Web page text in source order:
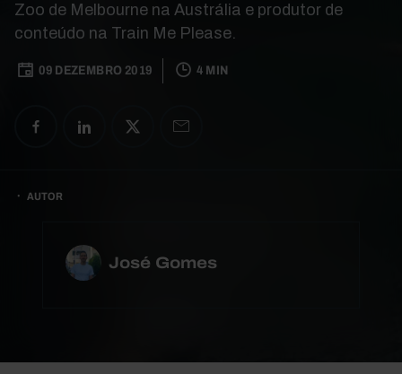
Zoo de Melbourne na Austrália e produtor de
conteúdo na Train Me Please.
09 DEZEMBRO 2019 4 MIN
AUTOR
José Gomes